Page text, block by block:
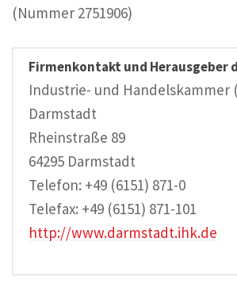
(Nummer 2751906)
Firmenkontakt und Herausgeber
Industrie- und Handelskammer
Darmstadt
Rheinstraße 89
64295 Darmstadt
Telefon: +49 (6151) 871-0
Telefax: +49 (6151) 871-101
http://www.darmstadt.ihk.de